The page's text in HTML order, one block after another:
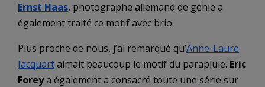
Ernst Haas, photographe allemand de génie a
également traité ce motif avec brio.
Plus proche de nous, j’ai remarqué qu’Anne-Laure
Jacquartaimait beaucoup le motif du parapluie. Eric
Foreya également a consacré toute une série sur